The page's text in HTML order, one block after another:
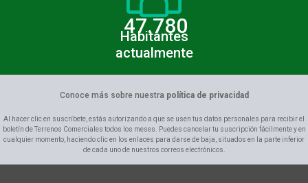
47.780
Habitantes
actualmente
Conoce más sobre nuestra política de privacidad
Al hacer clic en suscríbete, estás autorizando a que se usen tus datos personales para recibir el
boletín de Terrenos Comerciales todos los meses. Puedes cancelar tu suscripción fácilmente y en
cualquier momento, haciendo clic en los enlaces para darse de baja, situados en la parte inferior
de cada uno de nuestros correos electrónicos.